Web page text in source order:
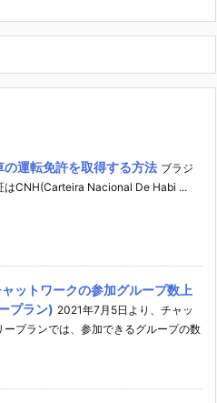
の運転免許を取得する方法 ブラジ
はCNH(Carteira Nacional De Habi ...
ットワークの参加グループ数上
プラン) 2021年7月5日より、チャッ
ープランでは、参加できるグループの数